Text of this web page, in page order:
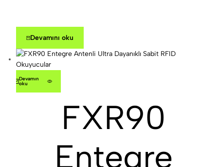
Devamını oku
Devamını
oku
FXR90
Entegre